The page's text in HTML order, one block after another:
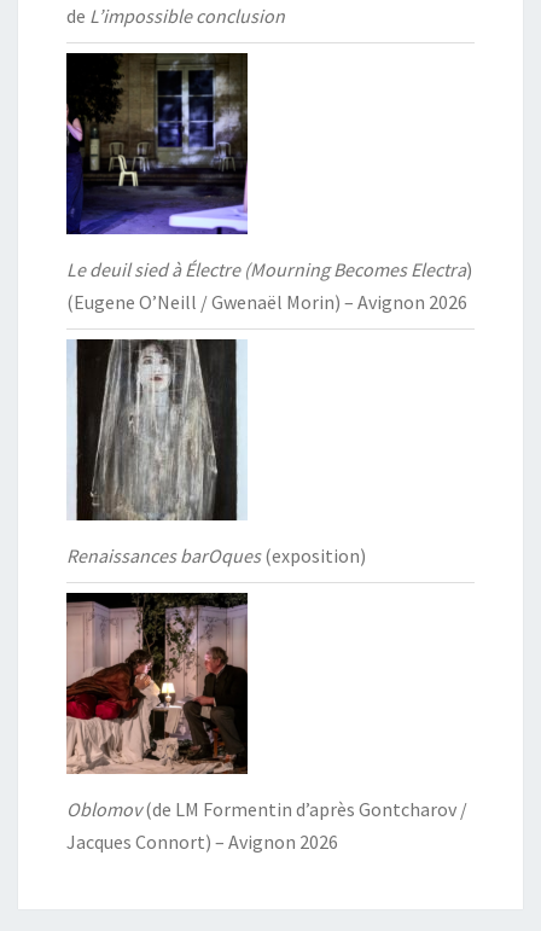
de L’impossible conclusion
Le deuil sied à Électre (Mourning Becomes Electra)
(Eugene O’Neill / Gwenaël Morin) – Avignon 2026
Renaissances barOques(exposition)
Oblomov(de LM Formentin d’après Gontcharov /
Jacques Connort) – Avignon 2026